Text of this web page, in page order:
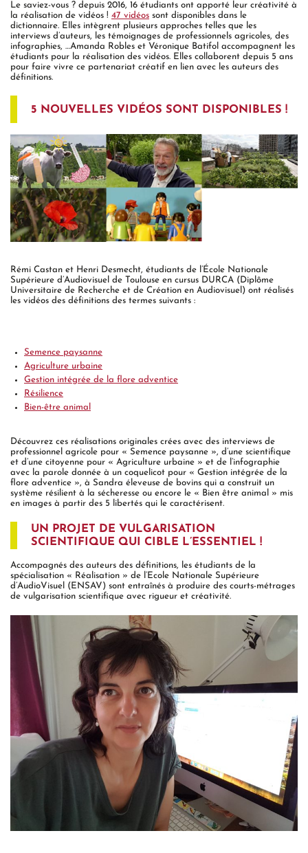
Le saviez-vous ? depuis 2016, 16 étudiants ont apporté leur créativité à
la réalisation de vidéos ! 47 vidéos sont disponibles dans le
dictionnaire. Elles intègrent plusieurs approches telles que les
interviews d’auteurs, les témoignages de professionnels agricoles, des
infographies, …Amanda Robles et Véronique Batifol accompagnent les
étudiants pour la réalisation des vidéos. Elles collaborent depuis 5 ans
pour faire vivre ce partenariat créatif en lien avec les auteurs des
définitions.
5 NOUVELLES VIDÉOS SONT DISPONIBLES !
Rémi Castan et Henri Desmecht, étudiants de l’École Nationale
Supérieure d’Audiovisuel de Toulouse en cursus DURCA (Diplôme
Universitaire de Recherche et de Création en Audiovisuel) ont réalisés
les vidéos des définitions des termes suivants :
Semence paysanne
Agriculture urbaine
Gestion intégrée de la flore adventice
Résilience
Bien-être animal
Découvrez ces réalisations originales crées avec des interviews de
professionnel agricole pour « Semence paysanne », d’une scientifique
et d’une citoyenne pour « Agriculture urbaine » et de l’infographie
avec la parole donnée à un coquelicot pour « Gestion intégrée de la
flore adventice », à Sandra éleveuse de bovins qui a construit un
système résilient à la sécheresse ou encore le « Bien être animal » mis
en images à partir des 5 libertés qui le caractérisent.
UN PROJET DE VULGARISATION
SCIENTIFIQUE QUI CIBLE L’ESSENTIEL !
Accompagnés des auteurs des définitions, les étudiants de la
spécialisation « Réalisation » de l’Ecole Nationale Supérieure
d’AudioVisuel (ENSAV) sont entraînés à produire des courts-métrages
de vulgarisation scientifique avec rigueur et créativité.